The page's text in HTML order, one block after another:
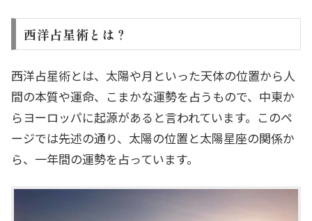
西洋占星術とは？
西洋占星術とは、太陽や月といった天体の位置から人
間の本質や運命、こまかな運勢を占うもので、中東か
らヨーロッパに起源があると言われています。このペ
ージでは先述の通り、太陽の位置と太陽星座の関係か
ら、一年間の運勢を占っています。